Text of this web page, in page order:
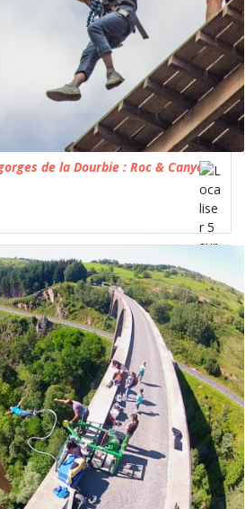
de la Dourbie : Roc & Canyon